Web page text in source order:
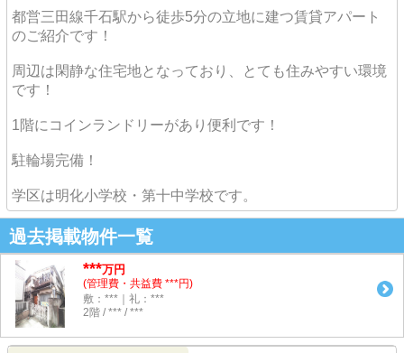
都営三田線千石駅から徒歩5分の立地に建つ賃貸アパート
のご紹介です！
周辺は閑静な住宅地となっており、とても住みやすい環境
です！
1階にコインランドリーがあり便利です！
駐輪場完備！
学区は明化小学校・第十中学校です。
過去掲載物件一覧
***万円
(管理費・共益費 ***円)
敷：***｜礼：***
2階 / *** / ***